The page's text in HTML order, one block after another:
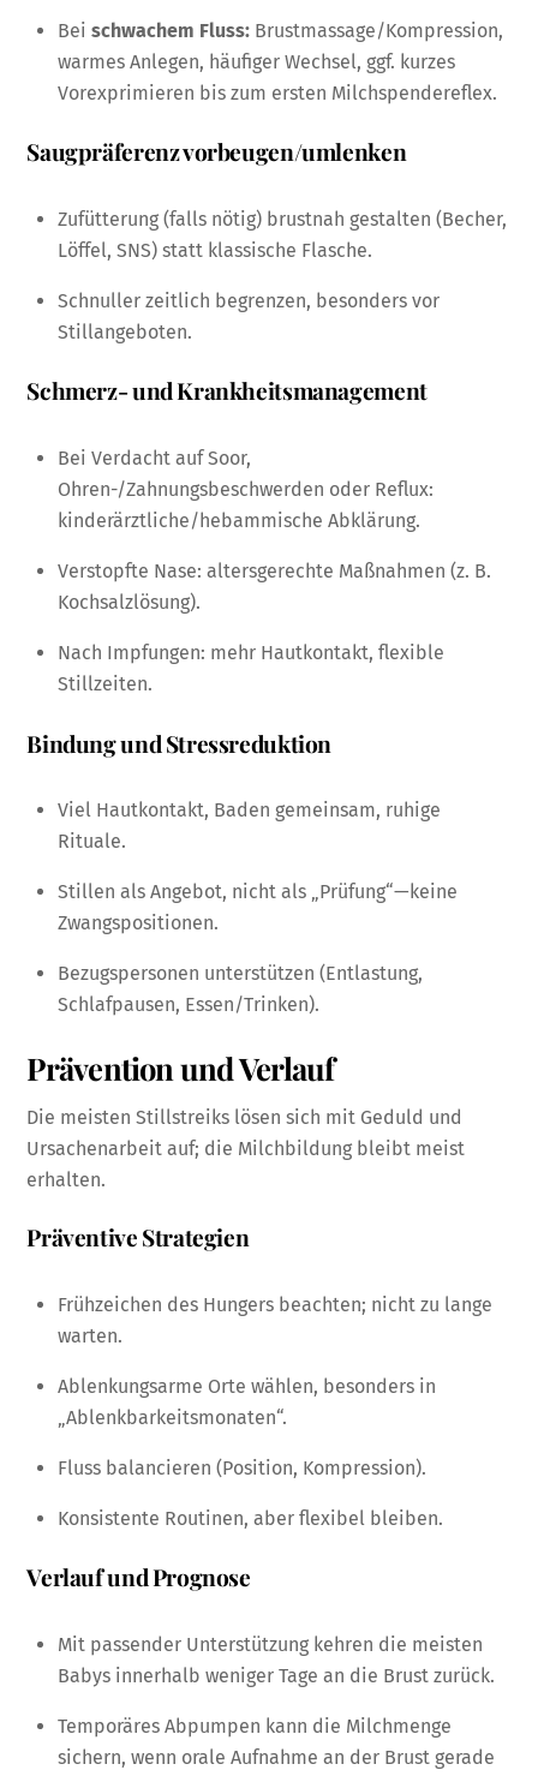
Bei schwachem Fluss: Brustmassage/Kompression,
warmes Anlegen, häufiger Wechsel, ggf. kurzes
Vorexprimieren bis zum ersten Milchspendereflex.
Saugpräferenz vorbeugen/umlenken
Zufütterung (falls nötig) brustnah gestalten (Becher,
Löffel, SNS) statt klassische Flasche.
Schnuller zeitlich begrenzen, besonders vor
Stillangeboten.
Schmerz- und Krankheitsmanagement
Bei Verdacht auf Soor,
Ohren-/Zahnungsbeschwerden oder Reflux:
kinderärztliche/hebammische Abklärung.
Verstopfte Nase: altersgerechte Maßnahmen (z. B.
Kochsalzlösung).
Nach Impfungen: mehr Hautkontakt, flexible
Stillzeiten.
Bindung und Stressreduktion
Viel Hautkontakt, Baden gemeinsam, ruhige
Rituale.
Stillen als Angebot, nicht als „Prüfung“—keine
Zwangspositionen.
Bezugspersonen unterstützen (Entlastung,
Schlafpausen, Essen/Trinken).
Prävention und Verlauf
Die meisten Stillstreiks lösen sich mit Geduld und
Ursachenarbeit auf; die Milchbildung bleibt meist
erhalten.
Präventive Strategien
Frühzeichen des Hungers beachten; nicht zu lange
warten.
Ablenkungsarme Orte wählen, besonders in
„Ablenkbarkeitsmonaten“.
Fluss balancieren (Position, Kompression).
Konsistente Routinen, aber flexibel bleiben.
Verlauf und Prognose
Mit passender Unterstützung kehren die meisten
Babys innerhalb weniger Tage an die Brust zurück.
Temporäres Abpumpen kann die Milchmenge
sichern, wenn orale Aufnahme an der Brust gerade